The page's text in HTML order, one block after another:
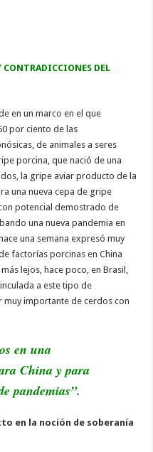
DEL
en un marco en el que
por ciento de las
de animales a seres
porcina, que nació de una
la gripe aviar producto de la
una nueva cepa de gripe
potencial demostrado de
una nueva pandemia en
una semana expresó muy
factorías porcinas en China
lejos, hace poco, en Brasil,
a este tipo de
importante de cerdos con
en una
China y para
pandemias”.
en la noción de soberanía